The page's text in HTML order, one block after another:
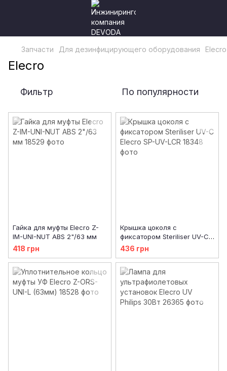
Запчасти Для дезинфицирующего оборудования Elecro
Elecro
Фильтр По популярности
Гайка для муфты Elecro Z-
IM-UNI-NUT ABS 2"/63 мм
418 грн
Крышка цоколя с
фиксатором Steriliser UV-C
Elecro SP-UV-LCR
436 грн